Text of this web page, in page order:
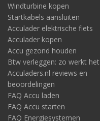
Windturbine kopen
Startkabels aansluiten
Acculader elektrische fiets
Acculader kopen
Accu gezond houden
Btw verleggen: zo werkt het
Acculaders.nl reviews en
beoordelingen
FAQ Accu laden
FAQ Accu starten
FAQ Energiesystemen